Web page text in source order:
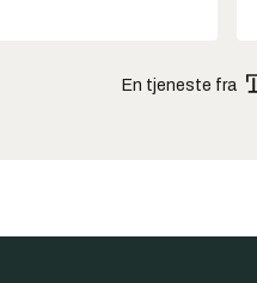
En tjeneste fra